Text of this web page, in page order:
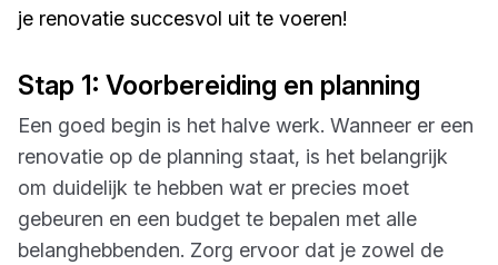
je renovatie succesvol uit te voeren!
Stap 1: Voorbereiding en planning
Een goed begin is het halve werk. Wanneer er een
renovatie op de planning staat, is het belangrijk
om duidelijk te hebben wat er precies moet
gebeuren en een budget te bepalen met alle
belanghebbenden. Zorg ervoor dat je zowel de